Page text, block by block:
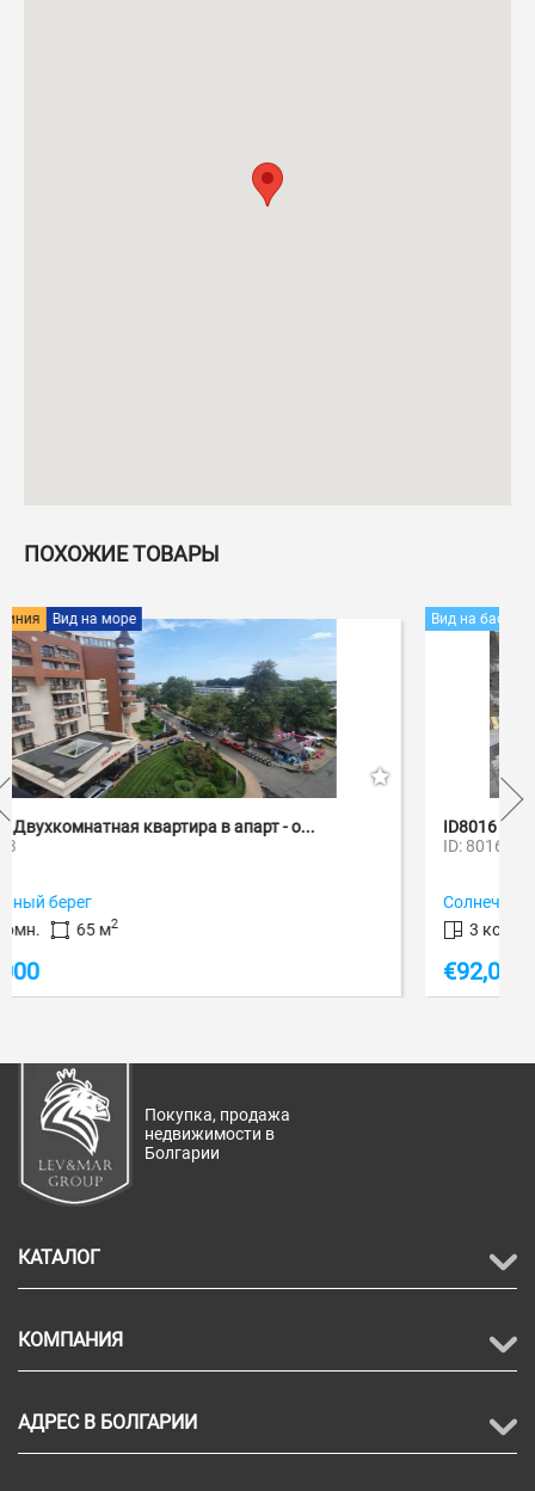
ПОХОЖИЕ ТОВАРЫ
Вид на бассейн
ID8016 Трехкомнатная квартира в ЖК Камели...
Солнечный берег
3 комн.
Покупка, продажа
недвижимости в
Болгарии
КАТАЛОГ
КОМПАНИЯ
АДРЕС В БОЛГАРИИ